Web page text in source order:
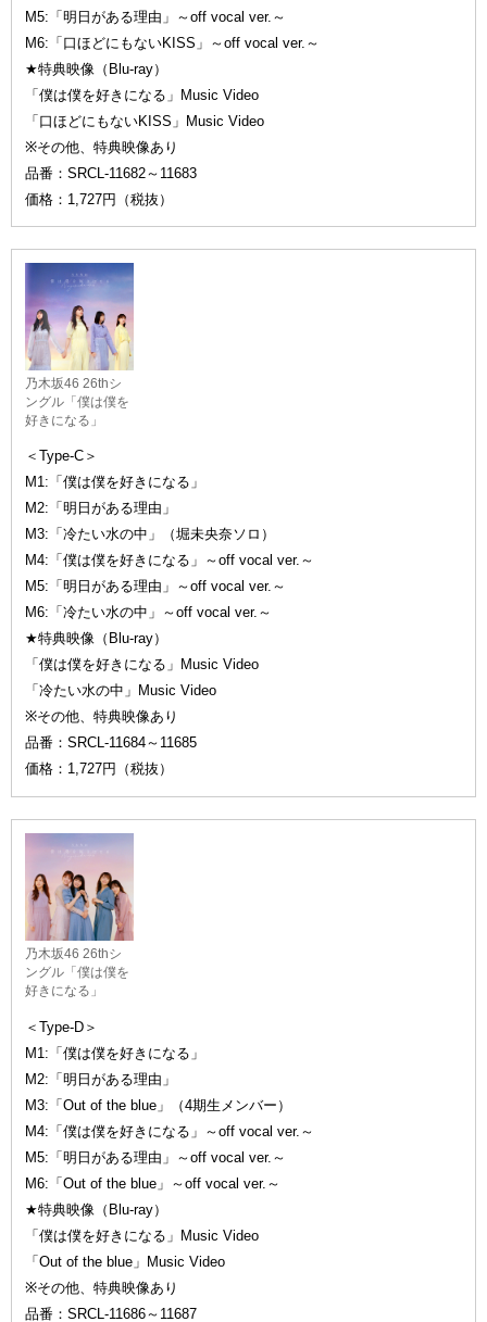
M5:「明日がある理由」～off vocal ver.～
M6:「口ほどにもないKISS」～off vocal ver.～
★特典映像（Blu-ray）
「僕は僕を好きになる」Music Video
「口ほどにもないKISS」Music Video
※その他、特典映像あり
品番：SRCL-11682～11683
価格：1,727円（税抜）
乃木坂46 26thシ
ングル「僕は僕を
好きになる」
＜Type-C＞
M1:「僕は僕を好きになる」
M2:「明日がある理由」
M3:「冷たい水の中」（堀未央奈ソロ）
M4:「僕は僕を好きになる」～off vocal ver.～
M5:「明日がある理由」～off vocal ver.～
M6:「冷たい水の中」～off vocal ver.～
★特典映像（Blu-ray）
「僕は僕を好きになる」Music Video
「冷たい水の中」Music Video
※その他、特典映像あり
品番：SRCL-11684～11685
価格：1,727円（税抜）
乃木坂46 26thシ
ングル「僕は僕を
好きになる」
＜Type-D＞
M1:「僕は僕を好きになる」
M2:「明日がある理由」
M3:「Out of the blue」（4期生メンバー）
M4:「僕は僕を好きになる」～off vocal ver.～
M5:「明日がある理由」～off vocal ver.～
M6:「Out of the blue」～off vocal ver.～
★特典映像（Blu-ray）
「僕は僕を好きになる」Music Video
「Out of the blue」Music Video
※その他、特典映像あり
品番：SRCL-11686～11687